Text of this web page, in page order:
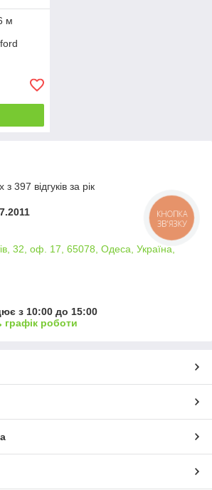
м
397 відгуків за рік
32, оф. 17, 65078, Одеса, Україна,
з 10:00 до 15:00
графік роботи
КНОПКА
ЗВ'ЯЗКУ